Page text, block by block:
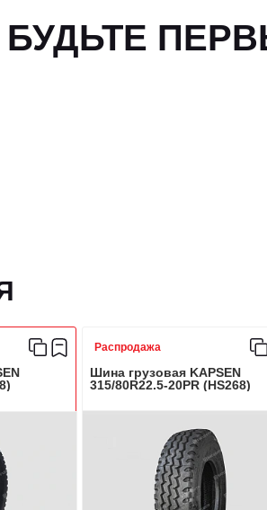
Распродажа
Шина грузовая KAPSEN
315/80R22.5-20PR (HS268)